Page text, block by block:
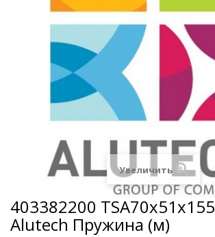
Увеличить
403382200
Alutech Пружина (м)